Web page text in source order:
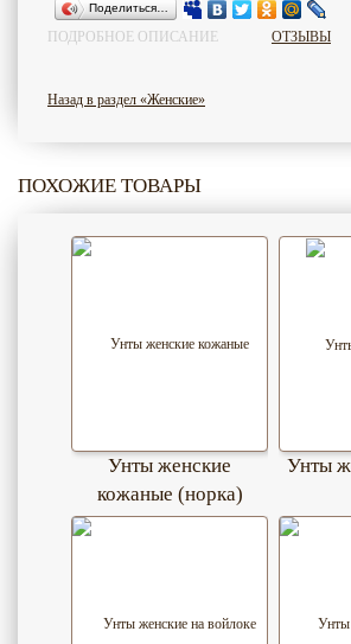
Поделиться…
ПОДРОБНОЕ ОПИСАНИЕ ОТЗЫВЫ
Назад в раздел «Женские»
ПОХОЖИЕ ТОВАРЫ
Унты женские
кожаные (норка)
Унты